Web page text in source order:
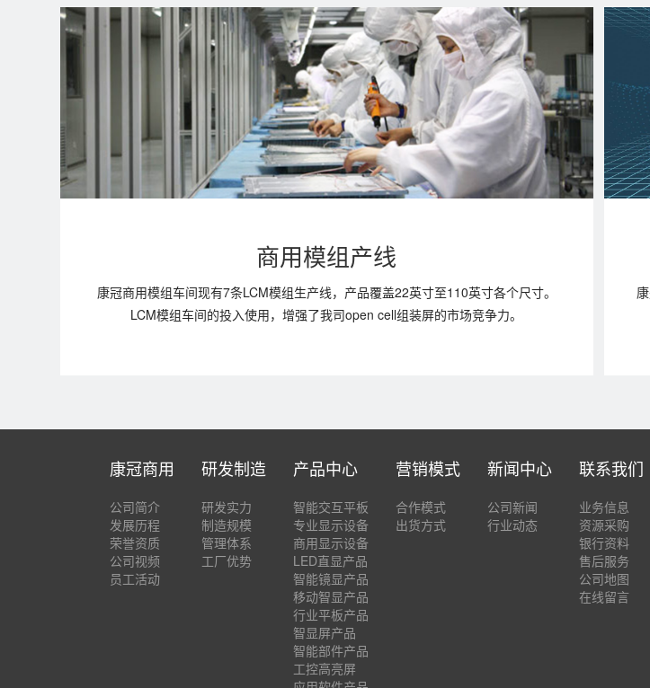
商用模组产线
康冠商用模组车间现有7条LCM模组生产线，产品覆盖22英寸至110英寸各个尺寸。
LCM模组车间的投入使用，增强了我司open cell组装屏的市场竞争力。
康冠商用
公司简介
发展历程
荣誉资质
公司视频
员工活动
研发制造
研发实力
制造规模
管理体系
工厂优势
产品中心
智能交互平板
专业显示设备
商用显示设备
LED直显产品
智能镜显产品
移动智显产品
行业平板产品
智显屏产品
智能部件产品
工控高亮屏
营销模式
合作模式
出货方式
新闻中心
公司新闻
行业动态
联系我们
业务信息
资源采购
银行资料
售后服务
公司地图
在线留言